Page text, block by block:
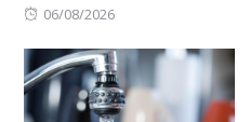
Posted
06/08/2026